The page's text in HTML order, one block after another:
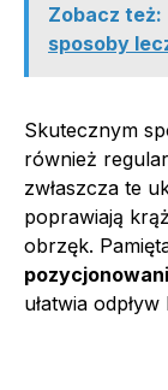
Zobacz też:
sposoby
Skutecznym
również
zwłaszcza te
poprawiają
obrzęk.
ułatwia